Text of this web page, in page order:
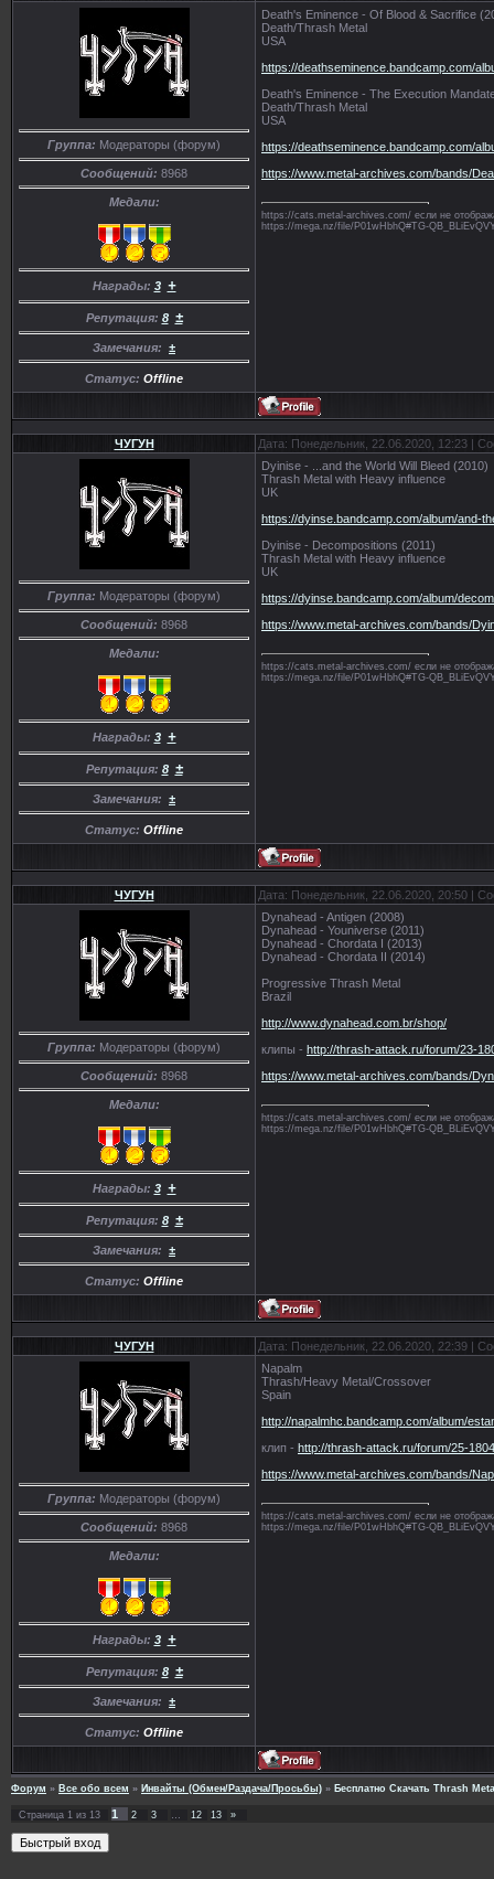
Группа: Модераторы (форум)
Сообщений: 8968
Медали:
Награды: 3 +
Репутация: 8 ±
Замечания: ±
Статус: Offline
Death's Eminence - Of Blood & Sacrifice
Death/Thrash Metal
USA
https://deathseminence.bandcamp.com/
Death's Eminence - The Execution
Death/Thrash Metal
USA
https://deathseminence.bandcamp.com/
https://www.metal-archives.com/bands/
https://cats.metal-archives.com/ если не
https://mega.nz/file/P01wHbhQ#TG-
ЧУГУН Дата: Понедельник, 22.06.2020, 12:23 |
Группа: Модераторы (форум)
Сообщений: 8968
Медали:
Награды: 3 +
Репутация: 8 ±
Замечания: ±
Статус: Offline
Dyinise - ...and the World Will Bleed (2010)
Thrash Metal with Heavy influence
UK
https://dyinse.bandcamp.com/album/and-
Dyinise - Decompositions (2011)
Thrash Metal with Heavy influence
UK
https://dyinse.bandcamp.com/album/
https://www.metal-archives.com/bands/
https://cats.metal-archives.com/ если не
https://mega.nz/file/P01wHbhQ#TG-
ЧУГУН Дата: Понедельник, 22.06.2020, 20:50 |
Группа: Модераторы (форум)
Сообщений: 8968
Медали:
Награды: 3 +
Репутация: 8 ±
Замечания: ±
Статус: Offline
Dynahead - Antigen (2008)
Dynahead - Youniverse (2011)
Dynahead - Chordata I (2013)
Dynahead - Chordata II (2014)
Progressive Thrash Metal
Brazil
http://www.dynahead.com.br/shop/
клипы - http://thrash-attack.ru/forum/23-
https://www.metal-archives.com/bands/
https://cats.metal-archives.com/ если не
https://mega.nz/file/P01wHbhQ#TG-
ЧУГУН Дата: Понедельник, 22.06.2020, 22:39 |
Группа: Модераторы (форум)
Сообщений: 8968
Медали:
Награды: 3 +
Репутация: 8 ±
Замечания: ±
Статус: Offline
Napalm
Thrash/Heavy Metal/Crossover
Spain
http://napalmhc.bandcamp.com/album/
клип - http://thrash-attack.ru/forum/25-
https://www.metal-archives.com/bands/
https://cats.metal-archives.com/ если не
https://mega.nz/file/P01wHbhQ#TG-
Форум » Все обо всем » Инвайты (Обмен/Раздача/Просьбы) » Бесплатно Скачать Thrash
Страница 1 из 13 1 2 3 12 13 »